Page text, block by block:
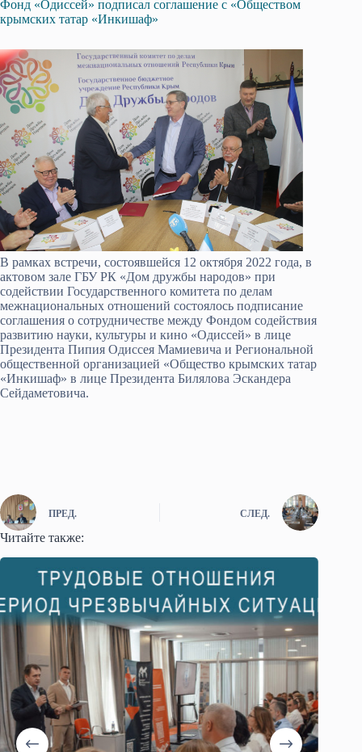
Фонд «Одиссей» подписал соглашение с «Обществом
крымских татар «Инкишаф»
В рамках встречи, состоявшейся 12 октября 2022 года, в
актовом зале ГБУ РК «Дом дружбы народов» при
содействии Государственного комитета по делам
межнациональных отношений состоялось подписание
соглашения о сотрудничестве между Фондом содействия
развитию науки, культуры и кино «Одиссей» в лице
Президента Пипия Одиссея Мамиевича и Региональной
общественной организацией «Общество крымских татар
«Инкишаф» в лице Президента Билялова Эскандера
Сейдаметовича.
ПРЕД. СЛЕД.
Читайте также: